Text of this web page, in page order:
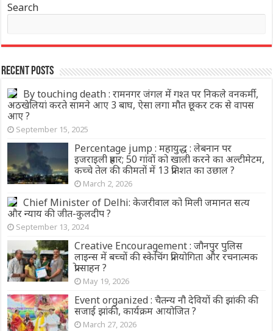
Search
Recent Posts
By touching death : रामनगर जंगल में गश्त पर निकले वनकर्मी,
अठखेलियां करते सामने आए 3 बाघ, ऐसा लगा मौत छूकर टक से वापस
आए ?
September 15, 2025
Percentage jump : महायुद्ध : लेबनान पर
इजराइली प्रहार; 50 गांवों को खाली करने का अल्टीमेटम,
कच्चे तेल की कीमतों में 13 प्रतिशत का उछाल ?
March 2, 2026
Chief Minister of Delhi: केजरीवाल को मिली जमानत सत्य
और न्याय की जीत-कुलदीप ?
September 13, 2024
Creative Encouragement : जौनपुर पुलिस
लाइन्स में बच्चों की स्केचिंग प्रतियोगिता और रचनात्मक
प्रोत्साहन ?
May 19, 2026
Event organized : चैतन्य नौ देवियों की झांकी की
सजाई झांकी, कार्यक्रम आयोजित ?
March 27, 2026